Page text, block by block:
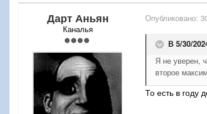
Дарт Аньян
Каналья
Опубликовано:
В 5/30/
Я не уверен,
второе
То есть в году